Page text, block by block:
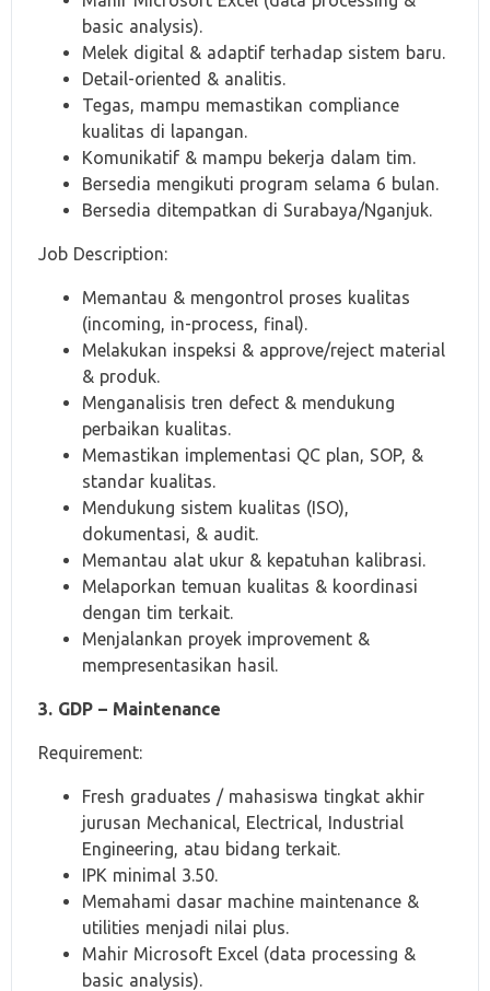
basic analysis).
Melek digital & adaptif terhadap sistem baru.
Detail-oriented & analitis.
Tegas, mampu memastikan compliance
kualitas di lapangan.
Komunikatif & mampu bekerja dalam tim.
Bersedia mengikuti program selama 6 bulan.
Bersedia ditempatkan di Surabaya/Nganjuk.
Job Description:
Memantau & mengontrol proses kualitas
(incoming, in-process, final).
Melakukan inspeksi & approve/reject material
& produk.
Menganalisis tren defect & mendukung
perbaikan kualitas.
Memastikan implementasi QC plan, SOP, &
standar kualitas.
Mendukung sistem kualitas (ISO),
dokumentasi, & audit.
Memantau alat ukur & kepatuhan kalibrasi.
Melaporkan temuan kualitas & koordinasi
dengan tim terkait.
Menjalankan proyek improvement &
mempresentasikan hasil.
3. GDP – Maintenance
Requirement:
Fresh graduates / mahasiswa tingkat akhir
jurusan Mechanical, Electrical, Industrial
Engineering, atau bidang terkait.
IPK minimal 3.50.
Memahami dasar machine maintenance &
utilities menjadi nilai plus.
Mahir Microsoft Excel (data processing &
basic analysis).